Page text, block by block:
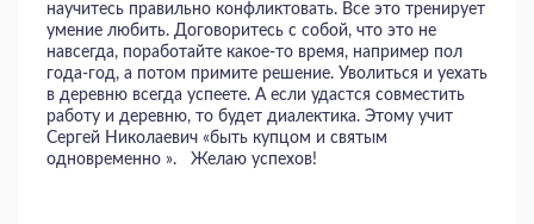
научитесь правильно конфликтовать. Все это тренирует
умение любить. Договоритесь с собой, что это не
навсегда, поработайте какое-то время, например пол
года-год, а потом примите решение. Уволиться и уехать
в деревню всегда успеете. А если удастся совместить
работу и деревню, то будет диалектика. Этому учит
Сергей Николаевич «быть купцом и святым
одновременно ». Желаю успехов!